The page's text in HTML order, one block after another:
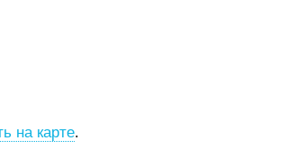
на карте.